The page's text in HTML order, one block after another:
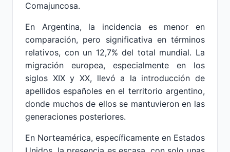
Comajuncosa.
En Argentina, la incidencia es menor en
comparación, pero significativa en términos
relativos, con un 12,7% del total mundial. La
migración europea, especialmente en los
siglos XIX y XX, llevó a la introducción de
apellidos españoles en el territorio argentino,
donde muchos de ellos se mantuvieron en las
generaciones posteriores.
En Norteamérica, específicamente en Estados